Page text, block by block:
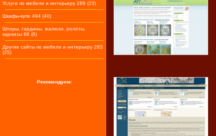
Услуги по мебели и интерьеру 289 (23)
Шкафы-купе 494 (40)
Шторы, гардины, жалюзи, ролеты,
карнизы 66 (6)
Другие сайты по мебели и интерьеру 283
(25)
Рекомендуем: